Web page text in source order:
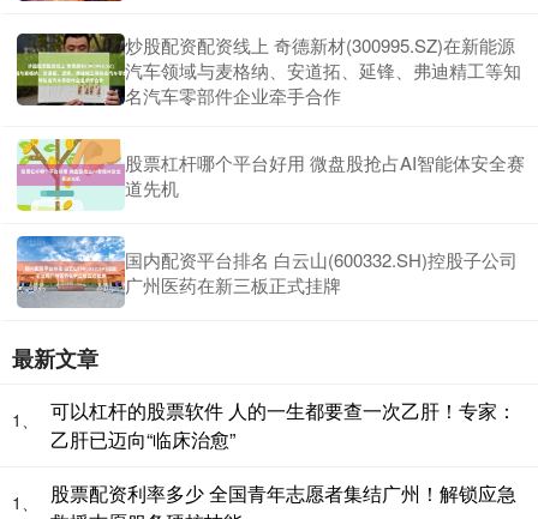
炒股配资配资线上 奇德新材(300995.SZ)在新能源
汽车领域与麦格纳、安道拓、延锋、弗迪精工等知
名汽车零部件企业牵手合作
股票杠杆哪个平台好用 微盘股抢占AI智能体安全赛
道先机
国内配资平台排名 白云山(600332.SH)控股子公司
广州医药在新三板正式挂牌
最新文章
1、
可以杠杆的股票软件 人的一生都要查一次乙肝！专家：
乙肝已迈向“临床治愈”
1、
股票配资利率多少 全国青年志愿者集结广州！解锁应急